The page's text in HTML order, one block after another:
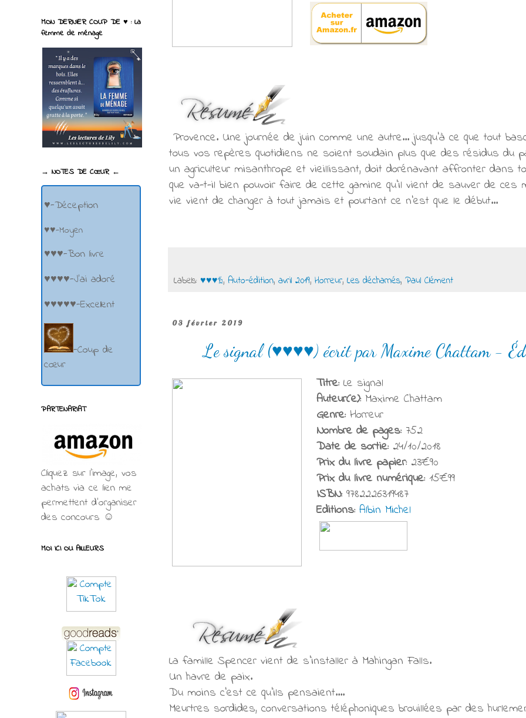
Provence. Une journée de juin comme une autre... jusqu'à ce que tout
tous vos repères quotidiens ne soient soudain plus que des résidus du
un agriculteur misanthrope et vieillissant, doit dorénavant affronter dans
que va-t-il bien pouvoir faire de cette gamine qu'il vient de sauver de ces
vie vient de changer à tout jamais et pourtant ce n'est que le début...
Labels: ♥♥♥½, Auto-édition, avril 2019, Horreur, Les décharnés, Paul Clément
03 février 2019
Le signal (♥♥♥♥) écrit par Maxime Chattam -
Titre: Le signal
Auteur(e): Maxime Chattam
Genre: Horreur
Nombre de pages: 752
Date de sortie: 24/10/2018
Prix du livre papier: 23€90
Prix du livre numérique: 15€99
ISBN: 9782226319487
Editions: Albin Michel
La famille Spencer vient de s’installer à Mahingan Falls.
Un havre de paix.
Du moins c’est ce qu’ils pensaient....
Meurtres sordides, conversations téléphoniques brouillées par des
MON DERNIER COUP DE ♥ : La
femme de ménage
→ NOTES DE CŒUR ←
♥-Déception
♥♥-Moyen
♥♥♥-Bon livre
♥♥♥♥-J'ai adoré
♥♥♥♥♥-Excellent
-Coup de
cœur
PARTENARIAT
Cliquez sur l'image, vos
achats via ce lien me
permettent d’organiser
des concours ☺
MOI ICI OU AILLEURS